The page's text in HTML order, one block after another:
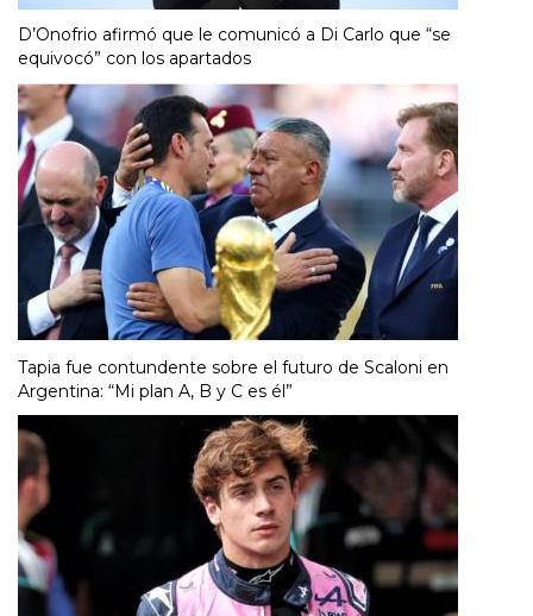
D’Onofrio afirmó que le comunicó a Di Carlo que “se
equivocó” con los apartados
Tapia fue contundente sobre el futuro de Scaloni en
Argentina: “Mi plan A, B y C es él”